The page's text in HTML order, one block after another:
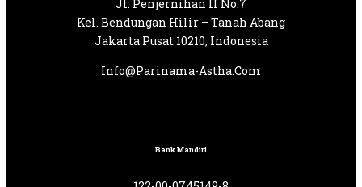
Jl. Penjernihan II No.7
Kel. Bendungan Hilir – Tanah Abang
Jakarta Pusat 10210, Indonesia
Info@Parinama-Astha.Com
Bank Mandiri